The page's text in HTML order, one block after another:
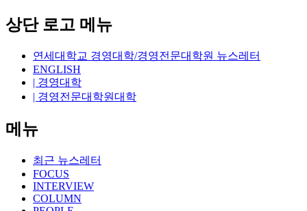
상단 로고 메뉴
연세대학교 경영대학/경영전문대학원 뉴스레터
ENGLISH
| 경영대학
| 경영전문대학원대학
메뉴
최근 뉴스레터
FOCUS
INTERVIEW
COLUMN